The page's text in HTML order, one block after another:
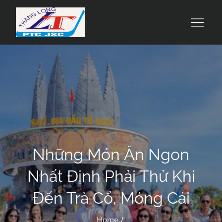
content
Suất Ăn Thăng Long
Công Ty Cổ Phần Du Lịch Và Chế Biến
Những Món Ăn Ngon
Nhất Định Phải Thử Khi
Đến Trà Cổ, Móng Cái
Home